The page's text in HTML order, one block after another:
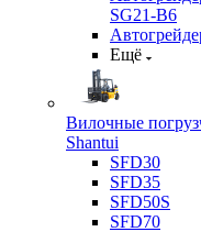
SG21-B6
Ещё
Вилочные
Shantui
SFD30
SFD35
SFD50S
SFD70